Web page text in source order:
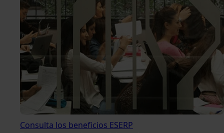
Consulta los beneficios ESERP